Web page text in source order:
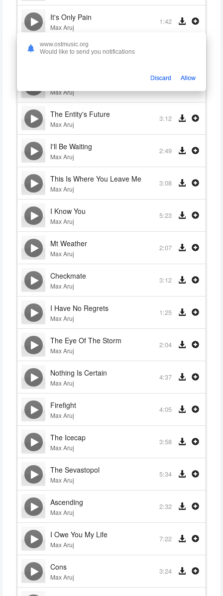
It's Only Pain
Max Aruj
1:42
It Will Change You (Ça Te Changera)
Max Aruj
The Entity's Future
Max Aruj
3:12
I'll Be Waiting
Max Aruj
2:49
This Is Where You Leave Me
Max Aruj
3:08
I Know You
Max Aruj
5:23
Mt Weather
Max Aruj
2:07
Checkmate
Max Aruj
3:12
I Have No Regrets
Max Aruj
1:25
The Eye Of The Storm
Max Aruj
2:04
Nothing Is Certain
Max Aruj
4:37
Firefight
Max Aruj
4:05
The Icecap
Max Aruj
3:58
The Sevastopol
Max Aruj
5:34
Ascending
Max Aruj
2:32
I Owe You My Life
Max Aruj
7:22
Cons
Max Aruj
3:24
www.ostmusic.org
Would like to send you notifications
Discard Allow